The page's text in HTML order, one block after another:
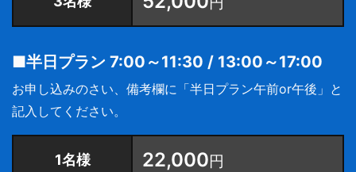
■半日プラン 7:00～11:30 / 13:00～17:00
お申し込みのさい、備考欄に「半日プラン午前or午後」と
記入してください。
1名様 22,000円